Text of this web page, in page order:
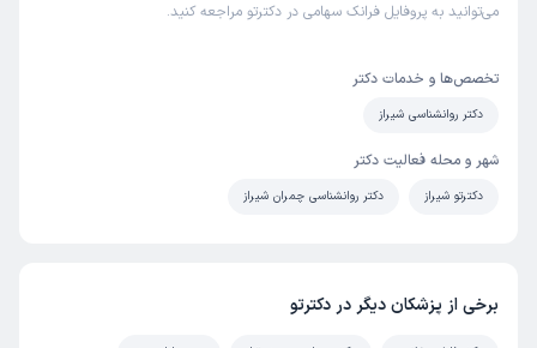
این پزشک را پیشنهاد میکنم
زمان انتظار: 0-15 دقیقه
می‌توانید به پروفایل فرانک سهامی در دکترتو مراجعه کنید.
تخصص‌ها و خدمات دکتر
دکتر روانشناسی شیراز
شهر و محله فعالیت دکتر
دکترتو شیراز دکتر روانشناسی چمران شیراز
برخی از پزشکان دیگر در دکترتو